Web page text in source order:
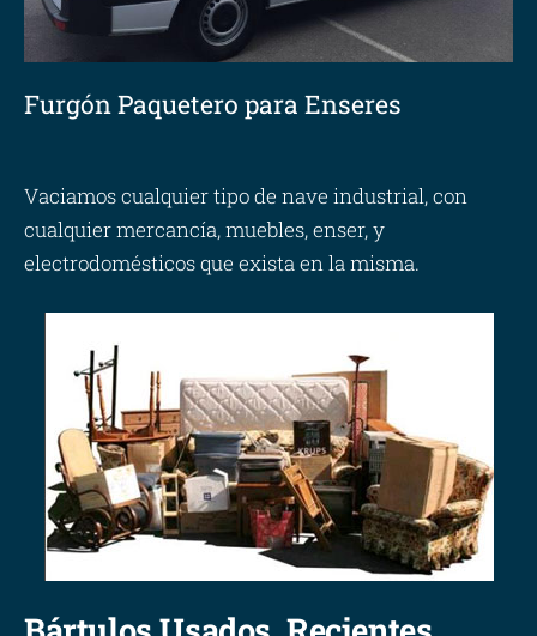
Furgón Paquetero para Enseres
Vaciamos cualquier tipo de nave industrial, con
cualquier mercancía, muebles, enser, y
electrodomésticos que exista en la misma.